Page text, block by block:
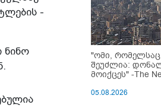
-
ნინო
"ომი,
შეუძლია:
მოიქცეს" -The
05.08.2026